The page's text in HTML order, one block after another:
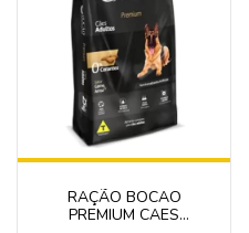
RAÇÃO BOCAO
PREMIUM CAES